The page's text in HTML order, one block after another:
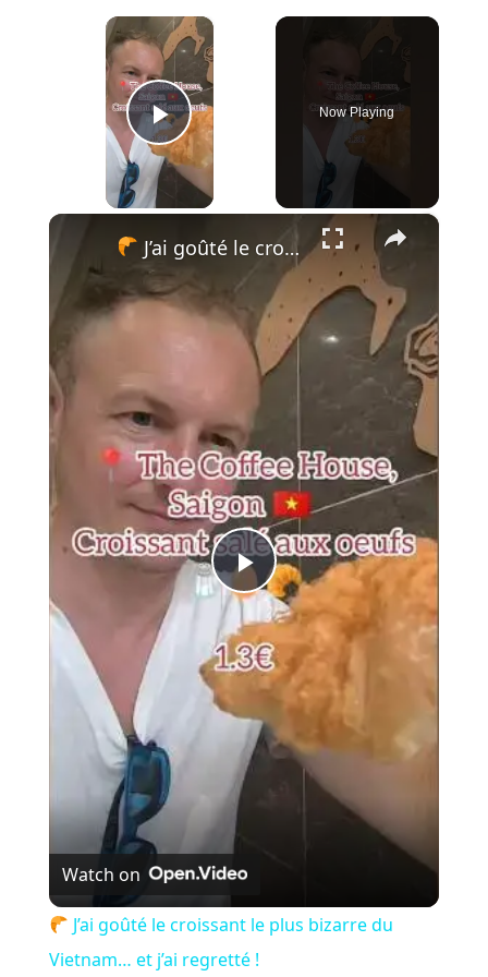
×
Play Video
Now Playing
×
P
l
a
y
i
J’ai goûté le croissant le plus bizarre du Vietnam… et j’ai regretté !
Watch on
J’ai goûté le croissant le plus bizarre du
Vietnam… et j’ai regretté !